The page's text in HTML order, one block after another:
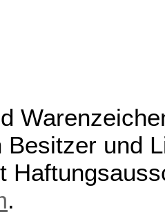
Besitzer und
.